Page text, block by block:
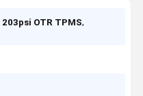
203psi OTR TPMS,